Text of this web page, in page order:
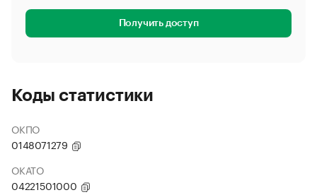
Получить доступ
Коды статистики
ОКПО
0148071279
ОКАТО
04221501000